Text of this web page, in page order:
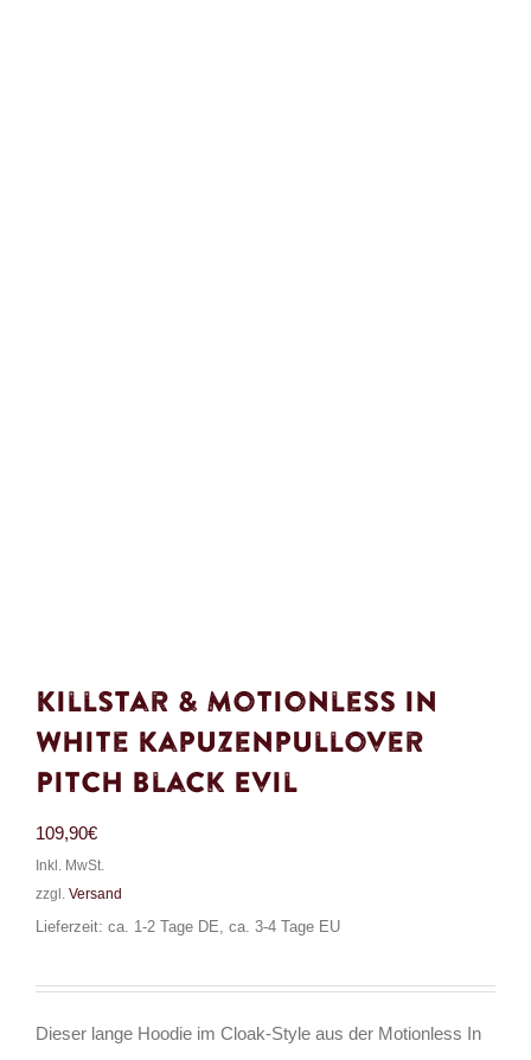
Killstar & Motionless in
White Kapuzenpullover
Pitch Black Evil
109,90€
Inkl. MwSt.
zzgl. Versand
Lieferzeit: ca. 1-2 Tage DE, ca. 3-4 Tage EU
Dieser lange Hoodie im Cloak-Style aus der Motionless In